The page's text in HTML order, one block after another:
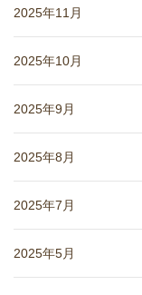
2025年11月
2025年10月
2025年9月
2025年8月
2025年7月
2025年5月